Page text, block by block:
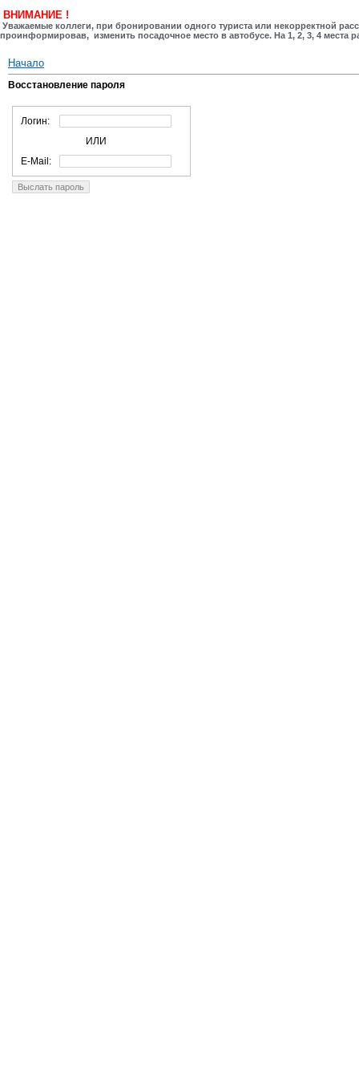
ВНИМАНИЕ !
Уважаемые коллеги, при бронировании одного туриста или некорректной
проинформировав, изменить посадочное место в автобусе. На 1, 2, 3, 4
Начало
Восстановление пароля
Логин:
ИЛИ
E-Mail: